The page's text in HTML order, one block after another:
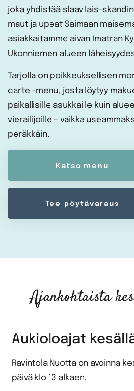
joka yhdistää slaavilais-
maut ja upeat Saimaan
asiakkaitamme aivan Imatran
Ukonniemen alueen
Tarjolla on poikkeuksellisen
carte -menu, josta löytyy
paikallisille asukkaille kuin
vierailijoille – vaikka
peräkkäin.
Katso menu
Tee pöytävaraus
Ajankohtaista
Aukioloajat
Ravintola Nuotta on avoinna
päivä klo 13 alkaen.